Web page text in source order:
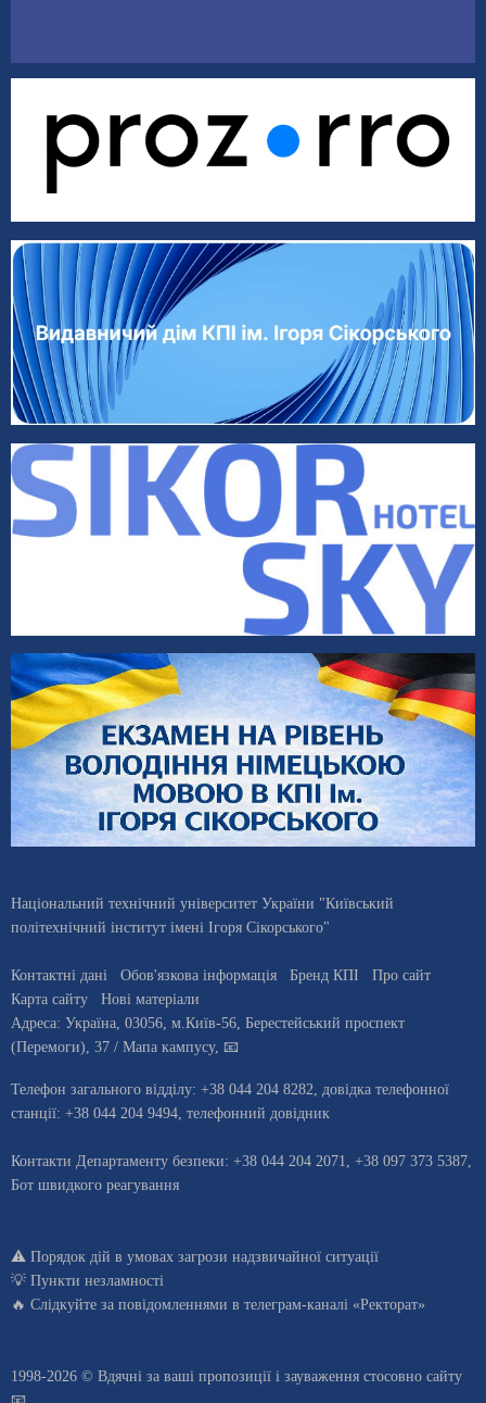
Національний технічний університет України "Київський
політехнічний інститут імені Ігоря Сікорського"
Контактні дані Обов'язкова інформація Бренд КПІ
Про сайт
Карта сайту
Нові матеріали
Адреса: Україна, 03056, м.Київ-56, Берестейський проспект
(Перемоги), 37 / Мапа кампусу, 📧
Телефон загального відділу: +38 044 204 8282, довiдка телефонної
станцiї: +38 044 204 9494, телефонний довідник
Контакти Департаменту безпеки: +38 044 204 2071, +38 097 373 5387,
Бот швидкого реагування
⚠️ Порядок дій в умовах загрози надзвичайної ситуації
💡 Пункти незламності
🔥 Слідкуйте за повідомленнями в телеграм-каналі «Ректорат»
1998-2026 © Вдячні за ваші пропозиції і зауваження стосовно сайту